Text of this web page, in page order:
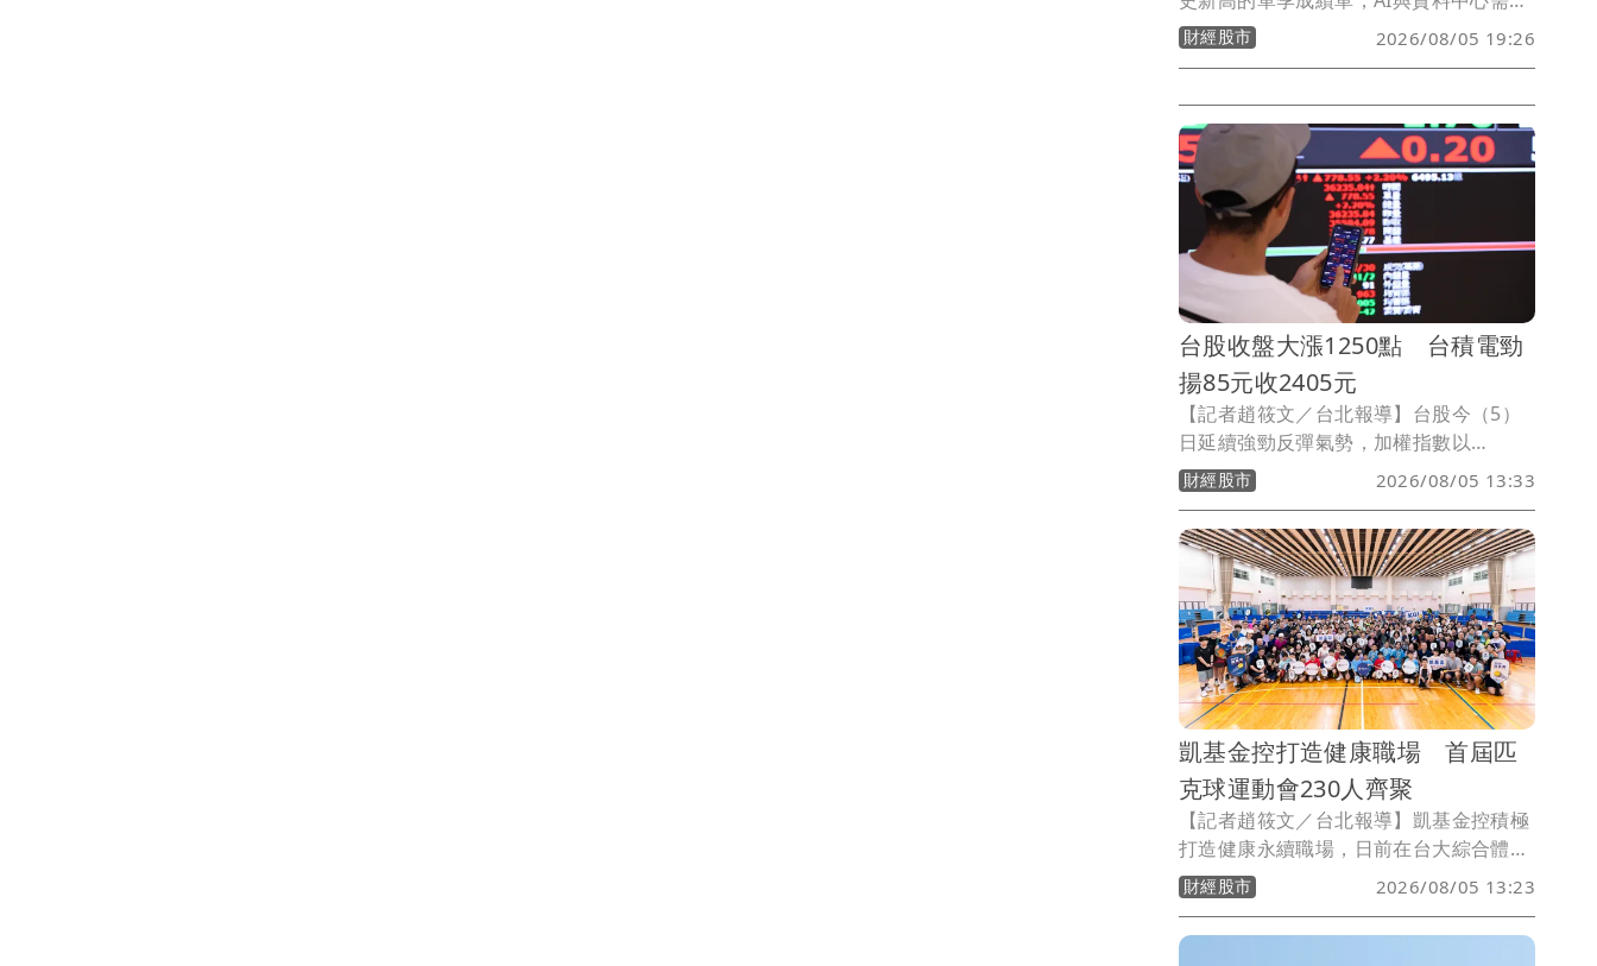
成為最大成長引擎。AMD今（5）日公布
2026年第2季財報，營收達115億美元，
元、淨利23億美元，稀釋後每股收益1.38
美元；若以非GAAP計算，毛利率56%，
淨利28億美元，每股收益1.66美元。
財經股市 2026/08/05 19:26
台股收盤大漲1250點 台積電勁
揚85元收2405元
【記者趙筱文／台北報導】台股今（5）
日延續強勁反彈氣勢，加權指數以
43,809.83點開出，上漲449.17點，隨後
漲勢持續擴大，盤中最高來到44,773.87
點，大漲1,413.21點，AI與電子權值股再
度成為盤面主攻焦點。
財經股市 2026/08/05 13:33
凱基金控打造健康職場 首屆匹
克球運動會230人齊聚
【記者趙筱文／台北報導】凱基金控積極
打造健康永續職場，日前在台大綜合體育
館舉辦首屆「凱基盃匹克球運動會」，祭
出總獎金10萬元，吸引超過230名集團員
工及親友響應。員工跨公司、跨部門組隊
財經股市 2026/08/05 13:23